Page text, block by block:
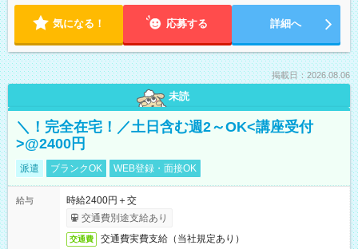
気になる！ 応募する 詳細へ
掲載日：2026.08.06
未読
＼！完全在宅！／土日含む週2～OK<講座受付
>@2400円
派遣 ブランクOK WEB登録・面接OK
給与
時給2400円＋交
交通費別途支給あり
交通費 交通費実費支給（当社規定あり）